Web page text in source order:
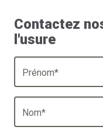
Contactez
l'usure
Prénom*
Nom*